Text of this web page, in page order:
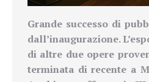
Grande successo di
dall’inaugurazione.
di altre due opere
terminata di recente a